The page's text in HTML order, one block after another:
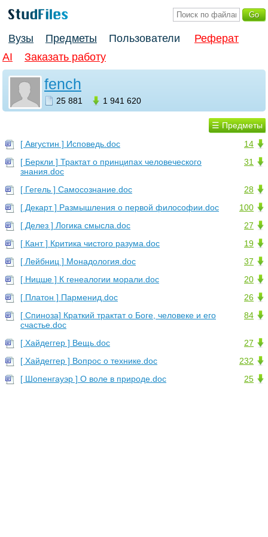
Вузы Предметы Пользователи
Реферат
AI
Заказать работу
fench
25 881 1 941 620
☰ Предметы
14
[ Августин ] Исповедь.doc
31
[ Беркли ] Трактат о принципах человеческого
знания.doc
28
[ Гегель ] Самосознание.doc
100
[ Декарт ] Размышления о первой философии.doc
27
[ Делез ] Логика смысла.doc
19
[ Кант ] Критика чистого разума.doc
37
[ Лейбниц ] Монадология.doc
20
[ Ницше ] К генеалогии морали.doc
26
[ Платон ] Парменид.doc
84
[ Спиноза] Краткий трактат о Боге, человеке и его
счастье.doc
27
[ Хайдеггер ] Вещь.doc
232
[ Хайдеггер ] Вопрос о технике.doc
25
[ Шопенгауэр ] О воле в природе.doc